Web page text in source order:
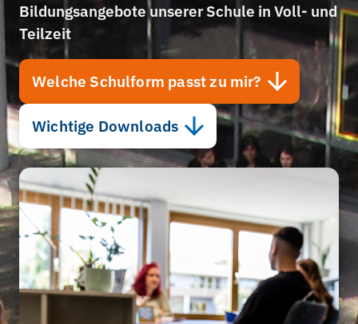
Bildungsangebote unserer Schule in Voll- und
Teilzeit
Welche Schulform passt zu mir?
Wichtige Downloads